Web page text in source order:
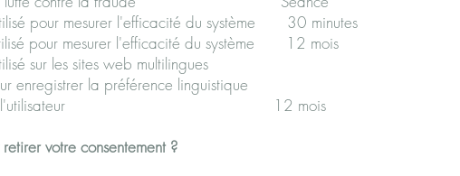
pour mesurer l'efficacité du système 30 minutes
pour mesurer l'efficacité du système 12 mois
les sites web multilingues
la préférence linguistique
12 mois
votre consentement ?